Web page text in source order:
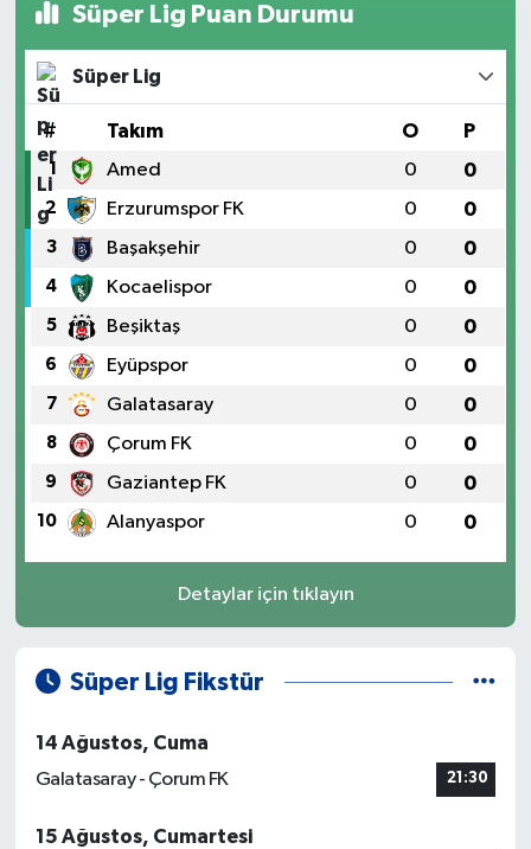
Süper Lig Puan Durumu
Süper Lig
# Takım O P
1 Amed 0 0
2 Erzurumspor FK 0 0
3 Başakşehir 0 0
4 Kocaelispor 0 0
5 Beşiktaş 0 0
6 Eyüpspor 0 0
7 Galatasaray 0 0
8 Çorum FK 0 0
9 Gaziantep FK 0 0
10 Alanyaspor 0 0
Detaylar için tıklayın
Süper Lig Fikstür
14 Ağustos, Cuma
Galatasaray - Çorum FK
21:30
15 Ağustos, Cumartesi